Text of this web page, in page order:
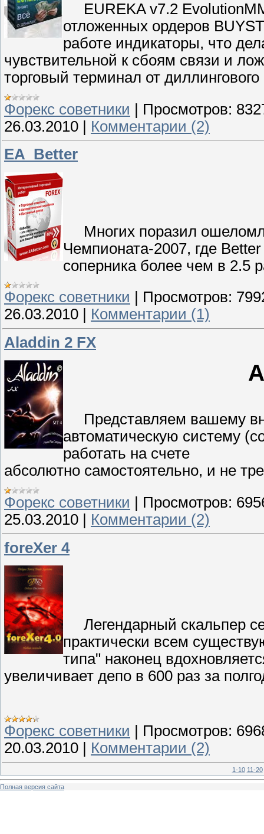
EUREKA v7.2
отложенных ордеров
работе индикаторы, что
чувствительной к сбоям связи и
торговый терминал от диллингового
Форекс cоветники | Просмотров:
26.03.2010 | Комментарии (2)
EA_Better
Многих поразил
Чемпионата-2007, где
соперника более чем в 2.5
Форекс cоветники
Просмотров:
26.03.2010
Комментарии (1)
Aladdin 2 FX
Представляем вашему
автоматическую систему
работать на счете
абсолютно самостоятельно, и не
Форекс cоветники
Просмотров:
25.03.2010
Комментарии (2)
foreXer 4
Легендарный скальпер
практически всем
типа" наконец
увеличивает депо в 600 раз за
Форекс cоветники Просмотров:
20.03.2010
Комментарии (2)
1-10 11-20
Полная версия сайта